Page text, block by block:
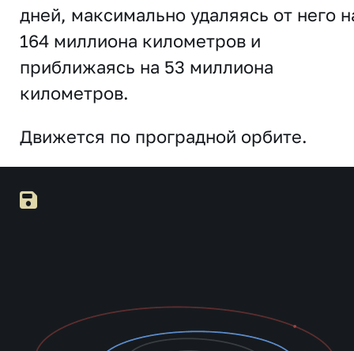
дней, максимально удаляясь от него
164 миллиона километров и
приближаясь на 53 миллиона
километров.
Движется по проградной орбите.